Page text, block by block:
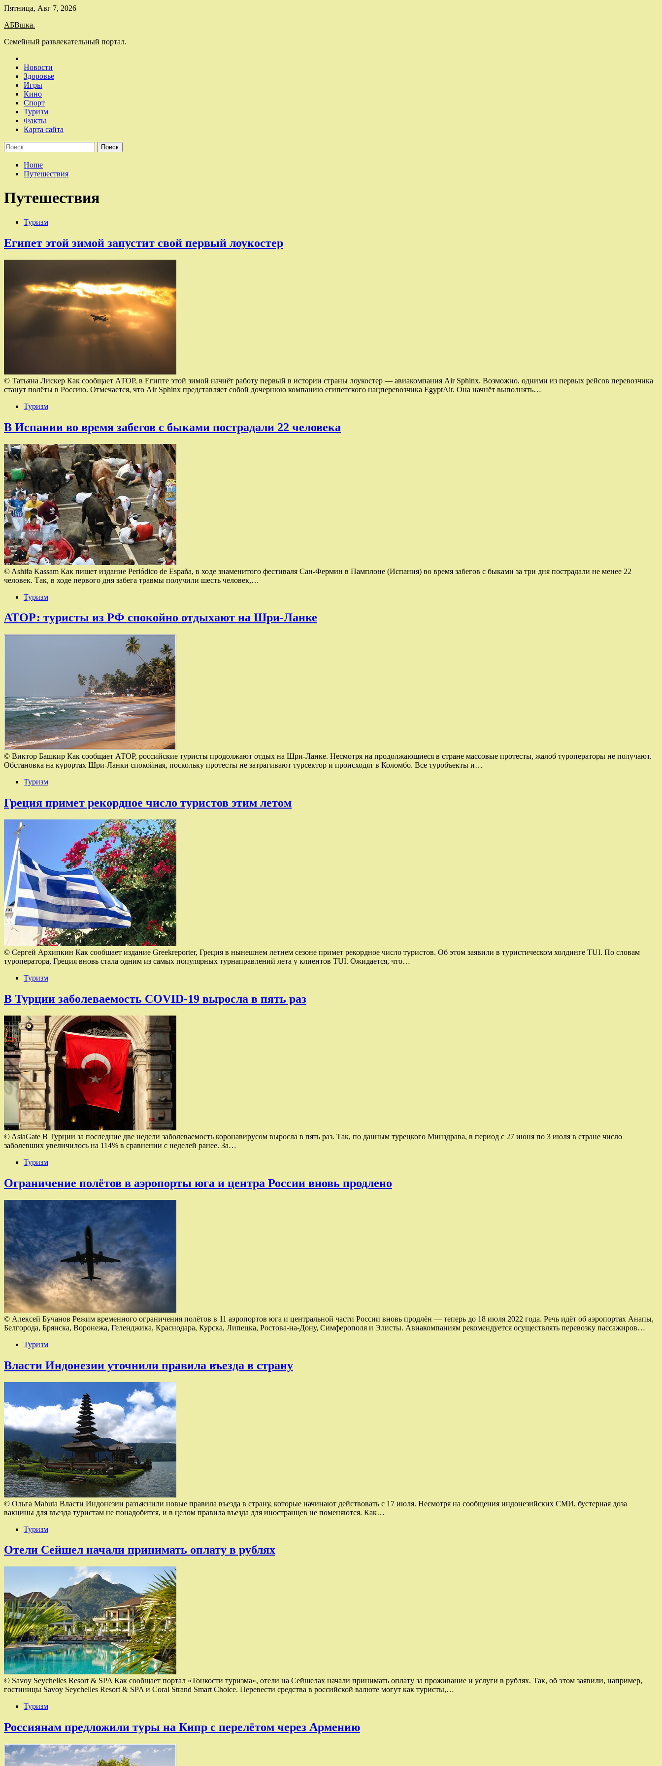
Skip
content
Пятница, Авг 7, 2026
АБВшка.
Семейный развлекательный портал.
Новости
Здоровье
Игры
Кино
Спорт
Туризм
Факты
Карта сайта
Найти:
Home
Путешествия
Путешествия
Туризм
Египет этой зимой запустит свой первый лоукостер
© Татьяна Лискер Как сообщает АТОР, в Египте этой зимой начнёт работу первый в истории страны лоукостер — авиакомпания Air Sphinx. Возможно, одними из первых рейсов перевозчика
станут полёты в Россию. Отмечается, что Air Sphinx представляет собой дочернюю компанию египетского нацперевозчика EgyptAir. Она начнёт выполнять…
Туризм
В Испании во время забегов с быками пострадали 22 человека
© Ashifa Kassam Как пишет издание Periódico de España, в ходе знаменитого фестиваля Сан-Фермин в Памплоне (Испания) во время забегов с быками за три дня пострадали не менее 22
человек. Так, в ходе первого дня забега травмы получили шесть человек,…
Туризм
АТОР: туристы из РФ спокойно отдыхают на Шри-Ланке
© Виктор Башкир Как сообщает АТОР, российские туристы продолжают отдых на Шри-Ланке. Несмотря на продолжающиеся в стране массовые протесты, жалоб туроператоры не получают.
Обстановка на курортах Шри-Ланки спокойная, поскольку протесты не затрагивают турсектор и происходят в Коломбо. Все туробъекты и…
Туризм
Греция примет рекордное число туристов этим летом
© Сергей Архипкин Как сообщает издание Greekreporter, Греция в нынешнем летнем сезоне примет рекордное число туристов. Об этом заявили в туристическом холдинге TUI. По словам
туроператора, Греция вновь стала одним из самых популярных турнаправлений лета у клиентов TUI. Ожидается, что…
Туризм
В Турции заболеваемость COVID-19 выросла в пять раз
© AsiaGate В Турции за последние две недели заболеваемость коронавирусом выросла в пять раз. Так, по данным турецкого Минздрава, в период с 27 июня по 3 июля в стране число
заболевших увеличилось на 114% в сравнении с неделей ранее. За…
Туризм
Ограничение полётов в аэропорты юга и центра России вновь продлено
© Алексей Бучанов Режим временного ограничения полётов в 11 аэропортов юга и центральной части России вновь продлён — теперь до 18 июля 2022 года. Речь идёт об аэропортах Анапы,
Белгорода, Брянска, Воронежа, Геленджика, Краснодара, Курска, Липецка, Ростова-на-Дону, Симферополя и Элисты. Авиакомпаниям рекомендуется осуществлять перевозку пассажиров…
Туризм
Власти Индонезии уточнили правила въезда в страну
© Ольга Mabuta Власти Индонезии разъяснили новые правила въезда в страну, которые начинают действовать с 17 июля. Несмотря на сообщения индонезийских СМИ, бустерная доза
вакцины для въезда туристам не понадобится, и в целом правила въезда для иностранцев не поменяются. Как…
Туризм
Отели Сейшел начали принимать оплату в рублях
© Savoy Seychelles Resort & SPA Как сообщает портал «Тонкости туризма», отели на Сейшелах начали принимать оплату за проживание и услуги в рублях. Так, об этом заявили, например,
гостиницы Savoy Seychelles Resort & SPA и Coral Strand Smart Choice. Перевести средства в российской валюте могут как туристы,…
Туризм
Россиянам предложили туры на Кипр с перелётом через Армению